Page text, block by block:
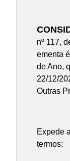
nº 117,
ementa
de Ano,
22/12/
Outras
Expede
termos: